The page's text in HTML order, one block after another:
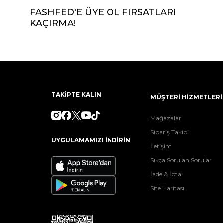
FASHFED'E ÜYE OL FIRSATLARI
KAÇIRMA!
TAKİPTE KALIN
UYGULAMAMIZI İNDİRİN
MÜŞTERİ HİZMETLERİ
Mağazalar
Sipariş Takibi
İletişim
Sıkça Sorulan Sorular
İade & İptal
Site Haritası